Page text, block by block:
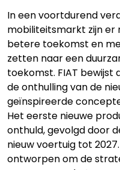
In een voortdurend
mobiliteitsmarkt zijn er
betere toekomst en
zetten naar een
toekomst. FIAT
de onthulling van de
geïnspireerde
Het eerste nieuwe
onthuld, gevolgd door
nieuw voertuig tot
ontworpen om de